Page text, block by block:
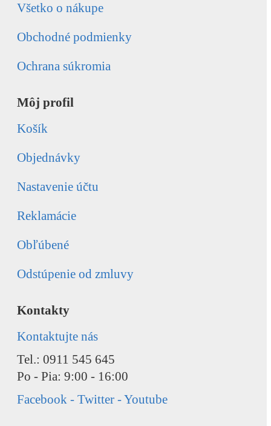
Všetko o nákupe
Obchodné podmienky
Ochrana súkromia
Môj profil
Košík
Objednávky
Nastavenie účtu
Reklamácie
Obľúbené
Odstúpenie od zmluvy
Kontakty
Kontaktujte nás
Tel.: 0911 545 645
Po - Pia: 9:00 - 16:00
Facebook - Twitter - Youtube